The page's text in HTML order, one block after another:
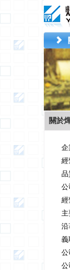
關於
企
經
品
公
經
沿
義
公
公